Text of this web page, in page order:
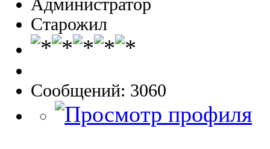
Администратор
Старожил
Сообщений: 3060